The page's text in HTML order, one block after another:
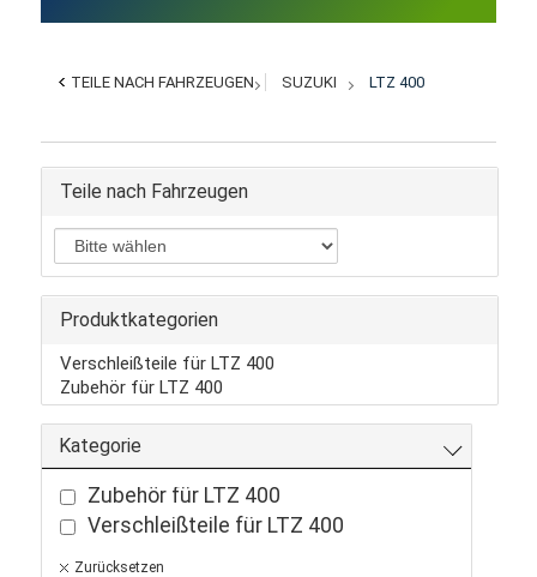
TEILE NACH FAHRZEUGEN SUZUKI LTZ 400
Teile nach Fahrzeugen
Produktkategorien
Verschleißteile für LTZ 400
Zubehör für LTZ 400
Kategorie
Zubehör für LTZ 400
Verschleißteile für LTZ 400
Zurücksetzen